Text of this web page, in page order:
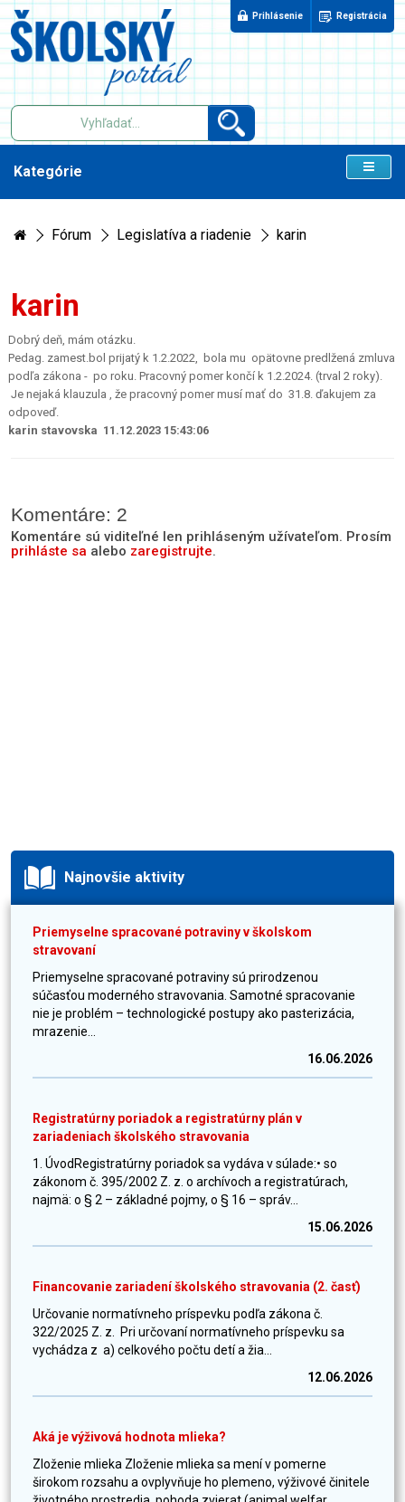
Prihlásenie Registrácia
Kategórie
Fórum Legislatíva a riadenie karin
karin
Dobrý deň, mám otázku.
Pedag. zamest.bol prijatý k 1.2.2022, bola mu opätovne predlžená zmluva
podľa zákona - po roku. Pracovný pomer končí k 1.2.2024. (trval 2 roky).
Je nejaká klauzula , že pracovný pomer musí mať do 31.8. ďakujem za
odpoveď.
karin stavovska 11.12.2023 15:43:06
Komentáre: 2
Komentáre sú viditeľné len prihláseným užívateľom. Prosím
prihláste sa alebo zaregistrujte.
Najnovšie aktivity
Priemyselne spracované potraviny v školskom
stravovaní
Priemyselne spracované potraviny sú prirodzenou
súčasťou moderného stravovania. Samotné spracovanie
nie je problém – technologické postupy ako pasterizácia,
mrazenie...
16.06.2026
Registratúrny poriadok a registratúrny plán v
zariadeniach školského stravovania
1. ÚvodRegistratúrny poriadok sa vydáva v súlade:• so
zákonom č. 395/2002 Z. z. o archívoch a registratúrach,
najmä: o § 2 – základné pojmy, o § 16 – správ...
15.06.2026
Financovanie zariadení školského stravovania (2. časť)
Určovanie normatívneho príspevku podľa zákona č.
322/2025 Z. z. Pri určovaní normatívneho príspevku sa
vychádza z a) celkového počtu detí a žia...
12.06.2026
Aká je výživová hodnota mlieka?
Zloženie mlieka Zloženie mlieka sa mení v pomerne
širokom rozsahu a ovplyvňuje ho plemeno, výživové činitele